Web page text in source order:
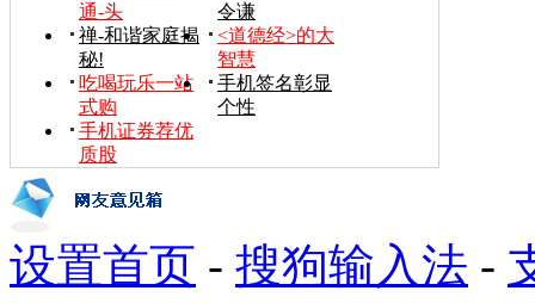
通-头
令谦
禅-和谐家庭揭
秘!
<道德经>的大
智慧
吃喝玩乐一站
式购
手机签名彰显
个性
手机证券荐优
质股
设置首页 - 搜狗输入法 -